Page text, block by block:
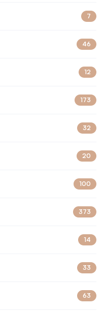
7
46
12
173
32
20
100
373
14
33
63